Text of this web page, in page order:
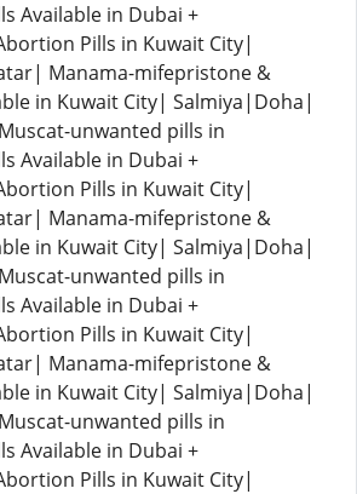
Available in Dubai +
Pills in Kuwait City|
Manama-mifepristone &
in Kuwait City| Salmiya|Doha|
unwanted pills in
Available in Dubai +
Pills in Kuwait City|
Manama-mifepristone &
in Kuwait City| Salmiya|Doha|
unwanted pills in
Available in Dubai +
Pills in Kuwait City|
Manama-mifepristone &
in Kuwait City| Salmiya|Doha|
unwanted pills in
Available in Dubai +
Pills in Kuwait City|